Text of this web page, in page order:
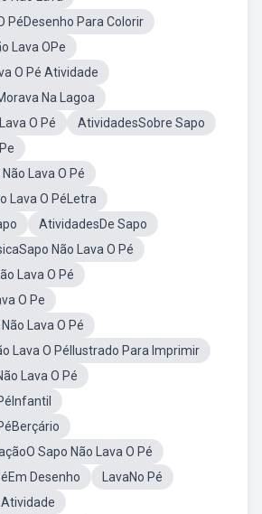
PéDesenho Para Colorir
Lava OPe
O Pé Atividade
Na Lagoa
O Pé
AtividadesSobre Sapo
Lava O Pé
Lava O PéLetra
AtividadesDe Sapo
Não Lava O Pé
Lava O Pé
O Pe
Lava O Pé
Lava O PéIlustrado Para Imprimir
Lava O Pé
Sapo Não Lava O Pé
Desenho
LavaNo Pé